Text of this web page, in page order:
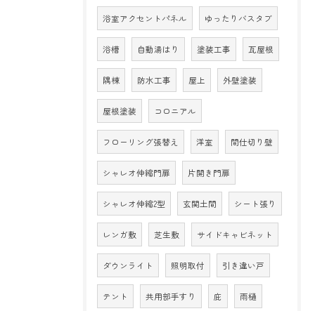
浴室アクセントパネル ゆったりバスタブ
浴槽 自動湯はり 塗装工事 瓦屋根
隅棟 防水工事 屋上 外壁塗装
屋根塗装 コロニアル
フローリング張替え 洋室 間仕切り壁
シャレオ伸縮門扉 片開き門扉
シャレオ伸縮2型 玄関土間 シート張り
レンガ敷 芝生敷 サイドキャビネット
ダウンライト 照明取付 引き違い戸
テント 共用部手すり 庇 雨樋